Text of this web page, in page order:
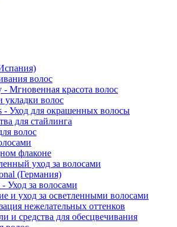
волос
- Мгновенная красота волос
укладки волос
- Уход для окрашенных волосы
для стайлинга
волос
флаконе
уход за волосами
(Германия)
Уход за волосами
и уход за осветленными волосами
нежелательных оттенков
и средства для обесцвечивания